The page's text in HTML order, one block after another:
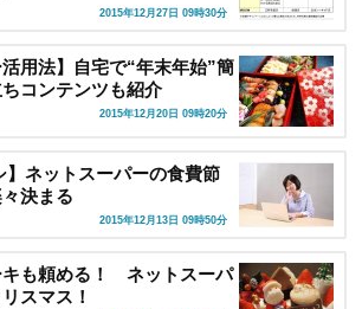
2015年12月27日 09時30分
活用法】自宅で“年末年始”簡
コンテンツも紹介
2015年12月20日 09時20分
】ネットスーパーの食費節
決まる
2015年12月13日 09時50分
キも頼める！ ネットスーパ
スマス！